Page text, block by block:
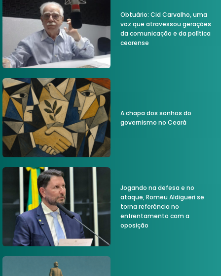
Obtuário: Cid Carvalho, uma
voz que atravessou gerações
da comunicação e da política
cearense
A chapa dos sonhos do
governismo no Ceará
Jogando na defesa e no
ataque, Romeu Aldigueri se
torna referência no
enfrentamento com a
oposição